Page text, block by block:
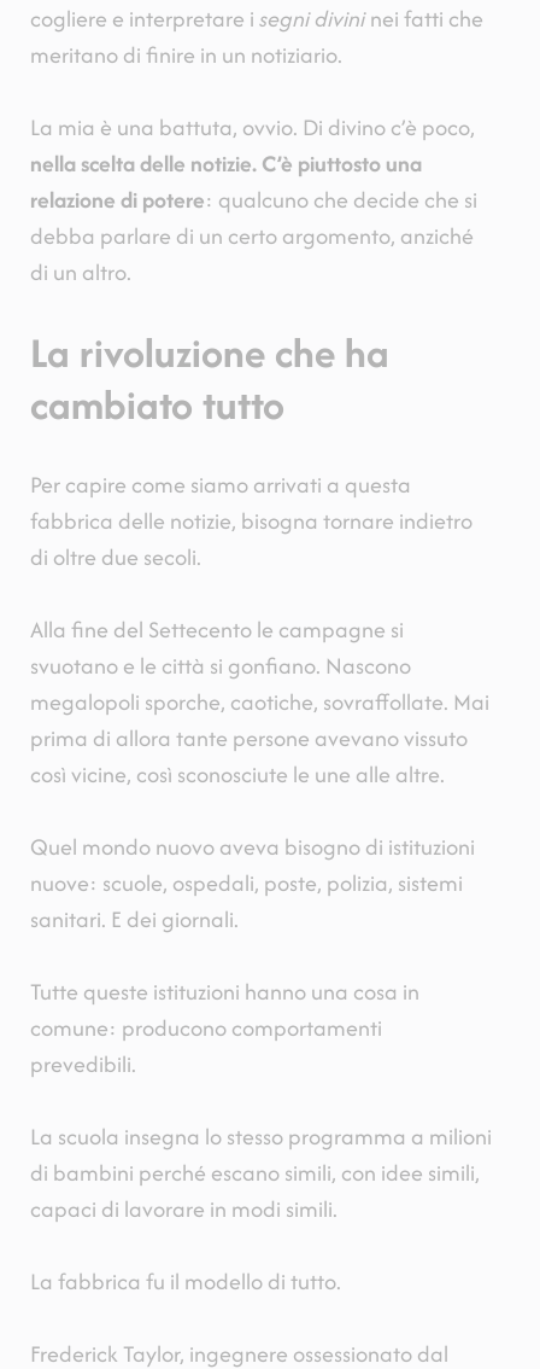
cogliere e interpretare isegni divininei fatti che
meritano di finire in un notiziario.
La mia è una battuta, ovvio. Di divino c’è poco,
nella scelta delle notizie. C’è piuttosto una
relazione di potere: qualcuno che decide che si
debba parlare di un certo argomento, anziché
di un altro.
La rivoluzione che ha
cambiato tutto
Per capire come siamo arrivati a questa
fabbrica delle notizie, bisogna tornare indietro
di oltre due secoli.
Alla fine del Settecento le campagne si
svuotano e le città si gonfiano. Nascono
megalopoli sporche, caotiche, sovraffollate. Mai
prima di allora tante persone avevano vissuto
così vicine, così sconosciute le une alle altre.
Quel mondo nuovo aveva bisogno di istituzioni
nuove: scuole, ospedali, poste, polizia, sistemi
sanitari. E dei giornali.
Tutte queste istituzioni hanno una cosa in
comune: producono comportamenti
prevedibili.
La scuola insegna lo stesso programma a milioni
di bambini perché escano simili, con idee simili,
capaci di lavorare in modi simili.
La fabbrica fu il modello di tutto.
Frederick Taylor, ingegnere ossessionato dal